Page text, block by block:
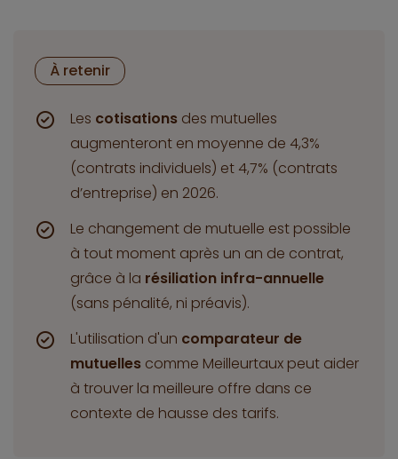
À retenir
Les cotisations des mutuelles
augmenteront en moyenne de 4,3%
(contrats individuels) et 4,7% (contrats
d’entreprise) en 2026.
Le changement de mutuelle est possible
à tout moment après un an de contrat,
grâce à la résiliation infra-annuelle
(sans pénalité, ni préavis).
L'utilisation d'un comparateur de
mutuelles comme Meilleurtaux peut aider
à trouver la meilleure offre dans ce
contexte de hausse des tarifs.